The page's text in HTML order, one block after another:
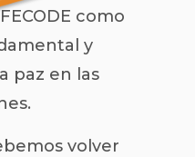
como
y
paz en las
volver